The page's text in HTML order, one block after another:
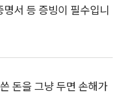
서 등 증빙이 필수입니
돈을 그냥 두면 손해가